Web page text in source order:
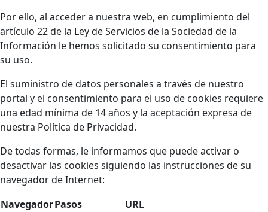
Por ello, al acceder a nuestra web, en cumplimiento del
artículo 22 de la Ley de Servicios de la Sociedad de la
Información le hemos solicitado su consentimiento para
su uso.
El suministro de datos personales a través de nuestro
portal y el consentimiento para el uso de cookies requiere
una edad mínima de 14 años y la aceptación expresa de
nuestra Política de Privacidad.
De todas formas, le informamos que puede activar o
desactivar las cookies siguiendo las instrucciones de su
navegador de Internet:
NavegadorPasos URL